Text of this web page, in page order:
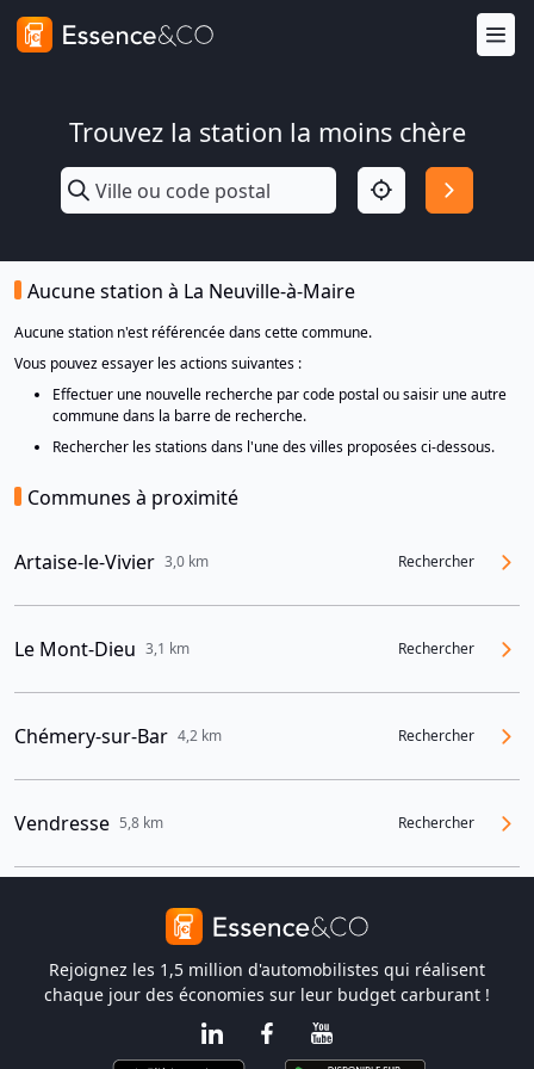
Trouvez la station la moins chère
Aucune station à La Neuville-à-Maire
Aucune station n'est référencée dans cette commune.
Vous pouvez essayer les actions suivantes :
Effectuer une nouvelle recherche par code postal ou saisir une autre
commune dans la barre de recherche.
Rechercher les stations dans l'une des villes proposées ci-dessous.
Communes à proximité
Artaise-le-Vivier 3,0 km Rechercher
Le Mont-Dieu 3,1 km Rechercher
Chémery-sur-Bar 4,2 km Rechercher
Vendresse 5,8 km Rechercher
Rejoignez les 1,5 million d'automobilistes qui réalisent
chaque jour des économies sur leur budget carburant !